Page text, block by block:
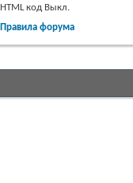
HTML код Выкл.
Правила форума